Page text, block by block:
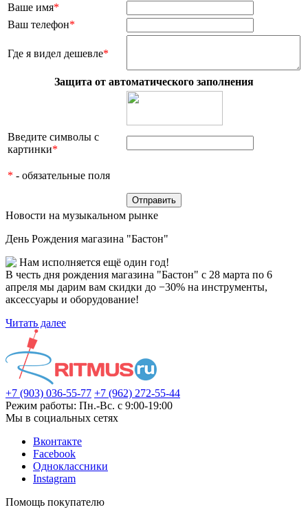
Ваше имя*
Ваш телефон*
Где я видел дешевле*
Защита от автоматического заполнения
Введите символы с
картинки*
* - обязательные поля
Новости на музыкальном рынке
День Рождения магазина "Бастон"
Нам исполняется ещё один год!
В честь дня рождения магазина "Бастон" с 28 марта по 6
апреля мы дарим вам скидки до −30% на инструменты,
аксессуары и оборудование!
Читать далее
+7 (903) 036-55-77 +7 (962) 272-55-44
Режим работы: Пн.-Вс. с 9:00-19:00
Мы в социальных сетях
Вконтакте
Facebook
Одноклассники
Instagram
Помощь покупателю